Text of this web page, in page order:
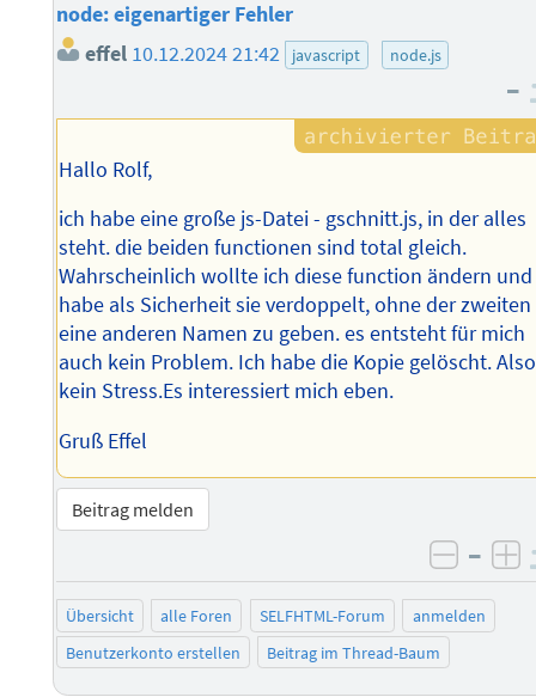
node: eigenartiger Fehler
effel 10.12.2024 21:42 javascript node.js
–
Hallo Rolf,
ich habe eine große js-Datei - gschnitt.js, in der alles
steht. die beiden functionen sind total gleich.
Wahrscheinlich wollte ich diese function ändern und
habe als Sicherheit sie verdoppelt, ohne der zweiten
eine anderen Namen zu geben. es entsteht für mich
auch kein Problem. Ich habe die Kopie gelöscht. Also
kein Stress.Es interessiert mich eben.
Gruß Effel
Beitrag melden
–
Übersicht alle Foren SELFHTML-Forum
anmelden
Benutzerkonto erstellen
Beitrag im Thread-Baum